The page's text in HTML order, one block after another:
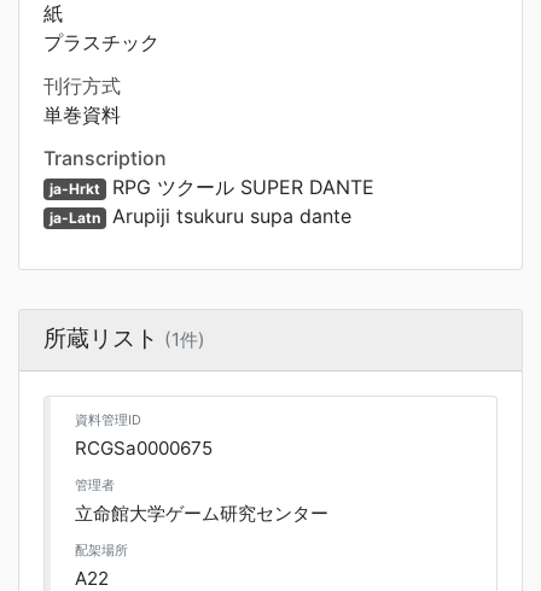
紙
プラスチック
刊行方式
単巻資料
Transcription
ja-Hrkt RPG ツクール SUPER DANTE
ja-Latn Arupiji tsukuru supa dante
所蔵リスト (1件)
資料管理ID
RCGSa0000675
管理者
立命館大学ゲーム研究センター
配架場所
A22